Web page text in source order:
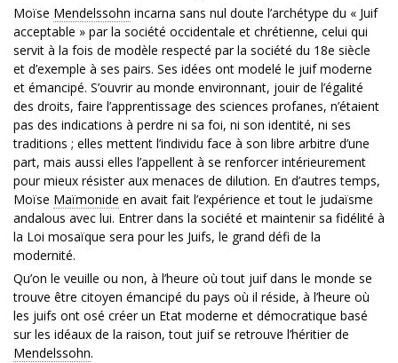
Moïse Mendelssohn incarna sans nul doute l’archétype du « Juif
acceptable » par la société occidentale et chrétienne, celui qui
servit à la fois de modèle respecté par la société du 18e siècle
et d’exemple à ses pairs. Ses idées ont modelé le juif moderne
et émancipé. S’ouvrir au monde environnant, jouir de l’égalité
des droits, faire l’apprentissage des sciences profanes, n’étaient
pas des indications à perdre ni sa foi, ni son identité, ni ses
traditions ; elles mettent l’individu face à son libre arbitre d’une
part, mais aussi elles l’appellent à se renforcer intérieurement
pour mieux résister aux menaces de dilution. En d’autres temps,
Moïse Maïmonide en avait fait l’expérience et tout le judaïsme
andalous avec lui. Entrer dans la société et maintenir sa fidélité à
la Loi mosaïque sera pour les Juifs, le grand défi de la
modernité.
Qu’on le veuille ou non, à l’heure où tout juif dans le monde se
trouve être citoyen émancipé du pays où il réside, à l’heure où
les juifs ont osé créer un Etat moderne et démocratique basé
sur les idéaux de la raison, tout juif se retrouve l’héritier de
Mendelssohn.